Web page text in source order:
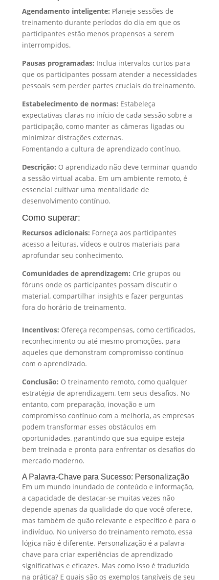
Agendamento inteligente: Planeje sessões de
treinamento durante períodos do dia em que os
participantes estão menos propensos a serem
interrompidos.
Pausas programadas: Inclua intervalos curtos para
que os participantes possam atender a necessidades
pessoais sem perder partes cruciais do treinamento.
Estabelecimento de normas: Estabeleça
expectativas claras no início de cada sessão sobre a
participação, como manter as câmeras ligadas ou
minimizar distrações externas.
Fomentando a cultura de aprendizado contínuo.
Descrição: O aprendizado não deve terminar quando
a sessão virtual acaba. Em um ambiente remoto, é
essencial cultivar uma mentalidade de
desenvolvimento contínuo.
Como superar:
Recursos adicionais: Forneça aos participantes
acesso a leituras, vídeos e outros materiais para
aprofundar seu conhecimento.
Comunidades de aprendizagem: Crie grupos ou
fóruns onde os participantes possam discutir o
material, compartilhar insights e fazer perguntas
fora do horário de treinamento.
Incentivos: Ofereça recompensas, como certificados,
reconhecimento ou até mesmo promoções, para
aqueles que demonstram compromisso contínuo
com o aprendizado.
Conclusão: O treinamento remoto, como qualquer
estratégia de aprendizagem, tem seus desafios. No
entanto, com preparação, inovação e um
compromisso contínuo com a melhoria, as empresas
podem transformar esses obstáculos em
oportunidades, garantindo que sua equipe esteja
bem treinada e pronta para enfrentar os desafios do
mercado moderno.
A Palavra-Chave para Sucesso: Personalização
Em um mundo inundado de conteúdo e informação,
a capacidade de destacar-se muitas vezes não
depende apenas da qualidade do que você oferece,
mas também de quão relevante e específico é para o
indivíduo. No universo do treinamento remoto, essa
lógica não é diferente. Personalização é a palavra-
chave para criar experiências de aprendizado
significativas e eficazes. Mas como isso é traduzido
na prática? E quais são os exemplos tangíveis de seu